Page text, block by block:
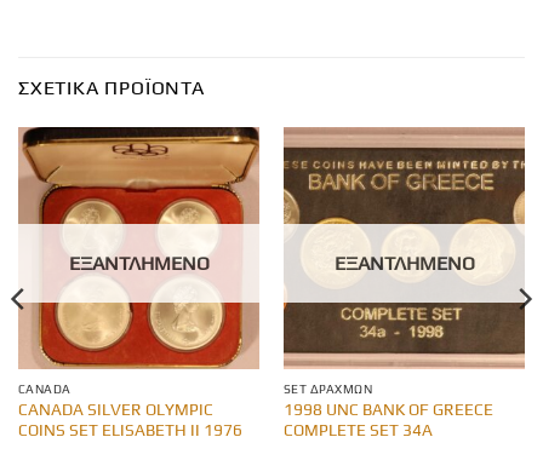
ΣΧΕΤΙΚΆ ΠΡΟΪΌΝΤΑ
ΕΞΑΝΤΛΗΜΈΝΟ
CANADA
CANADA SILVER OLYMPIC
COINS SET ELISABETH II 1976
ΕΞΑΝΤΛΗΜΈΝΟ
SET ΔΡΑΧΜΏΝ
1998 UNC BANK OF GREECE
COMPLETE SET 34A